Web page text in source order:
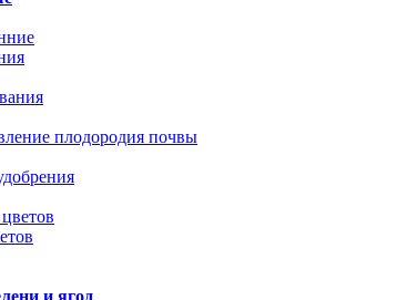
плодородия почвы
и ягод